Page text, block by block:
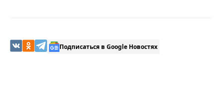
Подписаться в Google Новостях